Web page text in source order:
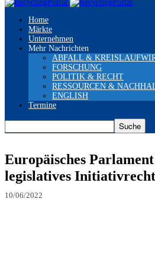
Home
Märkte
Unternehmen
Mehr Nachrichten
ABFALL &
FORSCHUNG
POLITIK & RECHT
RESSOURCEN &
ENGLISH
Termine
Europäisches
legislatives Initiativrecht
10/06/2022